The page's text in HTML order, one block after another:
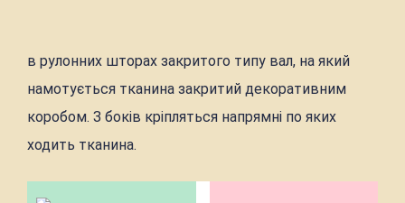
в рулонних шторах закритого типу вал, на який
намотується тканина закритий декоративним
коробом. З боків кріпляться напрямні по яких
ходить тканина.